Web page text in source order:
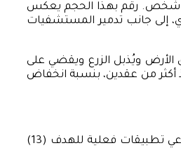
شخص. رقم بهذا الحجم يعكس
2023 عن مقتل 230 شخصًا، وتشريد نحو 600 ألف في مدينة مايدوجوري، إلى جانب تدمير المستشفيات
ويُذبل الزرع ويقضي على
أكثر من عقدين، بنسبة انخفاض
يعكس التناقض الحاد بين موجات الجفاف والفيضانات واقعًا بيئيًّا معقّدًا يفاقم الأزمات في إفريقيا، ويضع ضغوطًا إضافية على جهود التنمية. وهذا يستدعي تطبيقات فعلية للهدف (13)